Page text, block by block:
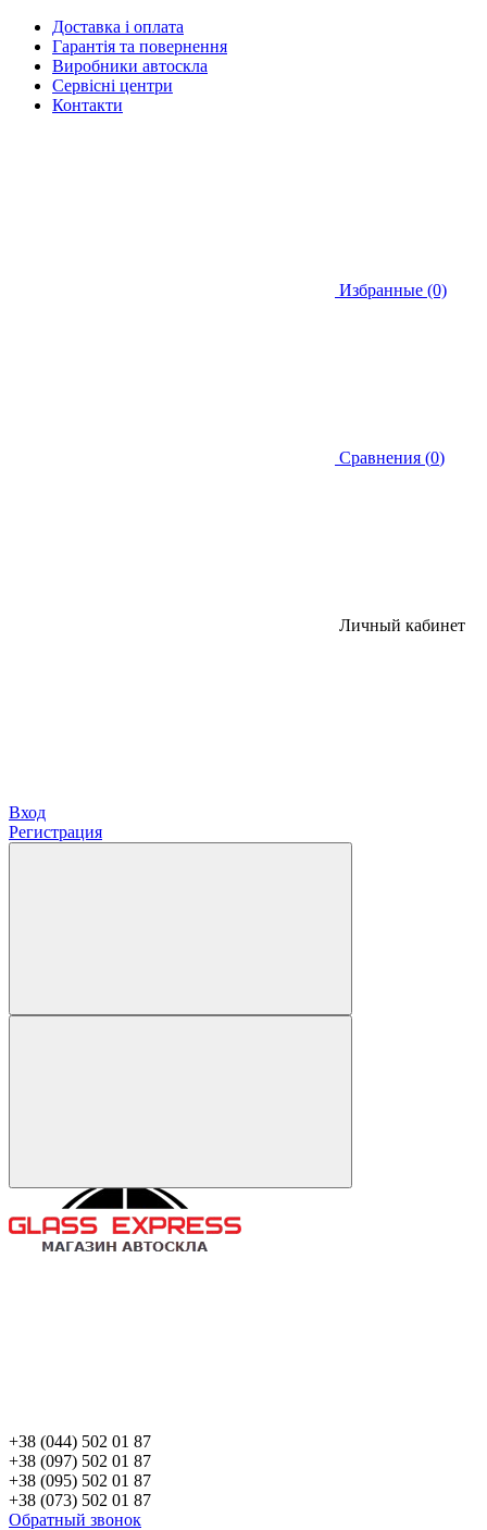
Доставка і оплата
Гарантія та повернення
Виробники автоскла
Сервісні центри
Контакти
Избранные (0)
Сравнения (0)
Личный кабинет
Вход
Регистрация
+38 (044) 502 01 87
+38 (097) 502 01 87
+38 (095) 502 01 87
+38 (073) 502 01 87
Обратный звонок